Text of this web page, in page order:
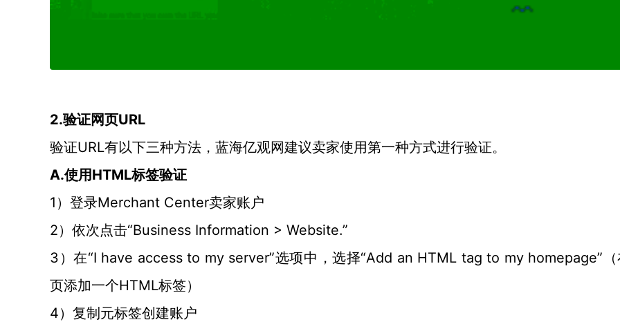
2.验证网页URL
验证URL有以下三种方法，蓝海亿观网建议卖家使用第一种方式进行验证。
A.使用HTML标签验证
1）登录Merchant Center卖家账户
2）依次点击“Business Information > Website.”
3）在“I have access to my server”选项中，选择“Add an HTML tag to my homepage”
页添加一个HTML标签）
4）复制元标签创建账户